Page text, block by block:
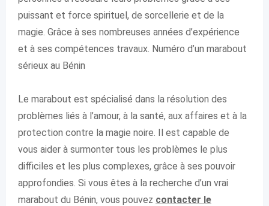
puissant et force spirituel, de sorcellerie et de la
magie. Grâce à ses nombreuses années d’expérience
et à ses compétences travaux. Numéro d’un marabout
sérieux au Bénin
Le marabout est spécialisé dans la résolution des
problèmes liés à l’amour, à la santé, aux affaires et à la
protection contre la magie noire. Il est capable de
vous aider à surmonter tous les problèmes le plus
difficiles et les plus complexes, grâce à ses pouvoir
approfondies. Si vous êtes à la recherche d’un vrai
marabout du Bénin, vous pouvez contacter le